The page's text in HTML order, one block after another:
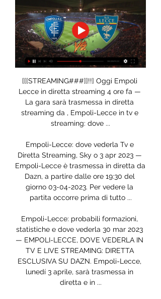
[[[STREAMING###]]!!] Oggi Empoli
Lecce in diretta streaming 4 ore fa —
La gara sarà trasmessa in diretta
streaming da , Empoli-Lecce in tv e
streaming: dove ...
Empoli-Lecce: dove vederla Tv e
Diretta Streaming, Sky o 3 apr 2023 —
Empoli-Lecce è trasmessa in diretta da
Dazn, a partire dalle ore 19:30 del
giorno 03-04-2023. Per vedere la
partita occorre prima di tutto ...
Empoli-Lecce: probabili formazioni,
statistiche e dove vederla 30 mar 2023
— EMPOLI-LECCE, DOVE VEDERLA IN
TV E LIVE STREAMING: DIRETTA
ESCLUSIVA SU DAZN. Empoli-Lecce,
lunedí 3 aprile, sarà trasmessa in
diretta e in ...